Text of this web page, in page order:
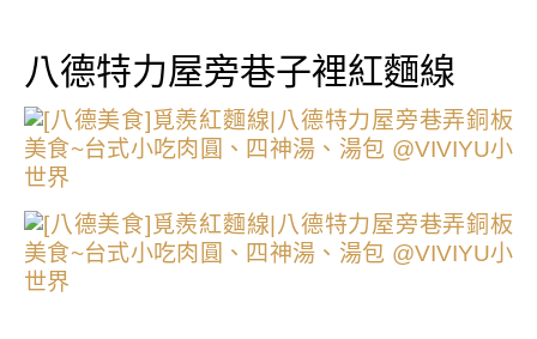
八德特力屋旁巷子裡紅麵線